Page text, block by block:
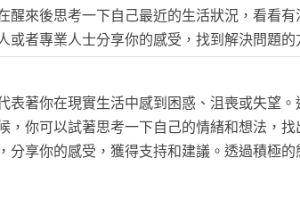
醒來後思考一下自己最近的生活狀況，看看
或者專業人士分享你的感受，找到解決問題的
表著你在現實生活中感到困惑、沮喪或失望
，你可以試著思考一下自己的情緒和想法，
分享你的感受，獲得支持和建議。透過積極